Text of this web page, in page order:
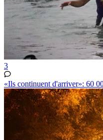
3
«Ils continuent d'arriver»: 60